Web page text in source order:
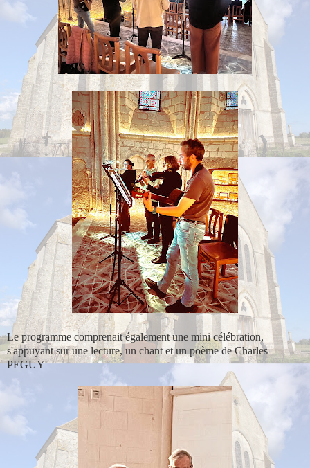
Le programme comprenait également une mini célébration,
s'appuyant sur une lecture, un chant et un poème de Charles
PEGUY